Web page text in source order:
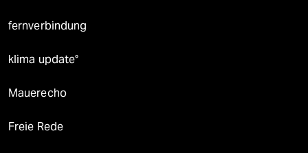
fernverbindung
klima update°
Mauerecho
Freie Rede